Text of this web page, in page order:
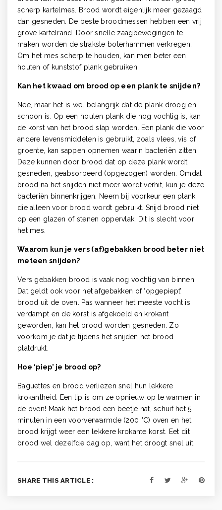
scherp kartelmes. Brood wordt eigenlijk meer gezaagd
dan gesneden. De beste broodmessen hebben een vrij
grove kartelrand. Door snelle zaagbewegingen te
maken worden de strakste boterhammen verkregen.
Om het mes scherp te houden, kan men beter een
houten of kunststof plank gebruiken.
Kan het kwaad om brood op een plank te snijden?
Nee, maar het is wel belangrijk dat de plank droog en
schoon is. Op een houten plank die nog vochtig is, kan
de korst van het brood slap worden. Een plank die voor
andere levensmiddelen is gebruikt, zoals vlees, vis of
groente, kan sappen opnemen waarin bacteriën zitten.
Deze kunnen door brood dat op deze plank wordt
gesneden, geabsorbeerd (opgezogen) worden. Omdat
brood na het snijden niet meer wordt verhit, kun je deze
bacteriën binnenkrijgen. Neem bij voorkeur een plank
die alleen voor brood wordt gebruikt. Snijd brood niet
op een glazen of stenen oppervlak. Dit is slecht voor
het mes.
Waarom kun je vers (af)gebakken brood beter niet
meteen snijden?
Vers gebakken brood is vaak nog vochtig van binnen.
Dat geldt ook voor net afgebakken of ‘opgepiept’
brood uit de oven. Pas wanneer het meeste vocht is
verdampt en de korst is afgekoeld en krokant
geworden, kan het brood worden gesneden. Zo
voorkom je dat je tijdens het snijden het brood
platdrukt.
Hoe ‘piep’ je brood op?
Baguettes en brood verliezen snel hun lekkere
krokantheid. Een tip is om ze opnieuw op te warmen in
de oven! Maak het brood een beetje nat, schuif het 5
minuten in een voorverwarmde (200 °C) oven en het
brood krijgt weer een lekkere krokante korst. Eet dit
brood wel dezelfde dag op, want het droogt snel uit.
SHARE THIS ARTICLE :